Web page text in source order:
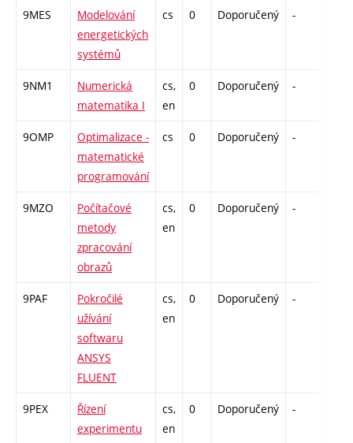
9MES
Modelování
energetických
systémů
cs 0 Doporučený -
9NM1
Numerická
matematika I
cs,
en
0 Doporučený -
9OMP
Optimalizace -
matematické
programování
cs 0 Doporučený -
9MZO
Počítačové
metody
zpracování
obrazů
cs,
en
0 Doporučený -
9PAF
Pokročilé
užívání
softwaru
ANSYS
FLUENT
cs,
en
0 Doporučený -
9PEX
Řízení
experimentu
cs,
en
0 Doporučený -